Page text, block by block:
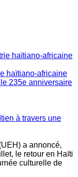
haïtiano-africaine
235e anniversaire
à travers une
a annoncé,
le retour en Haïti
culturelle de